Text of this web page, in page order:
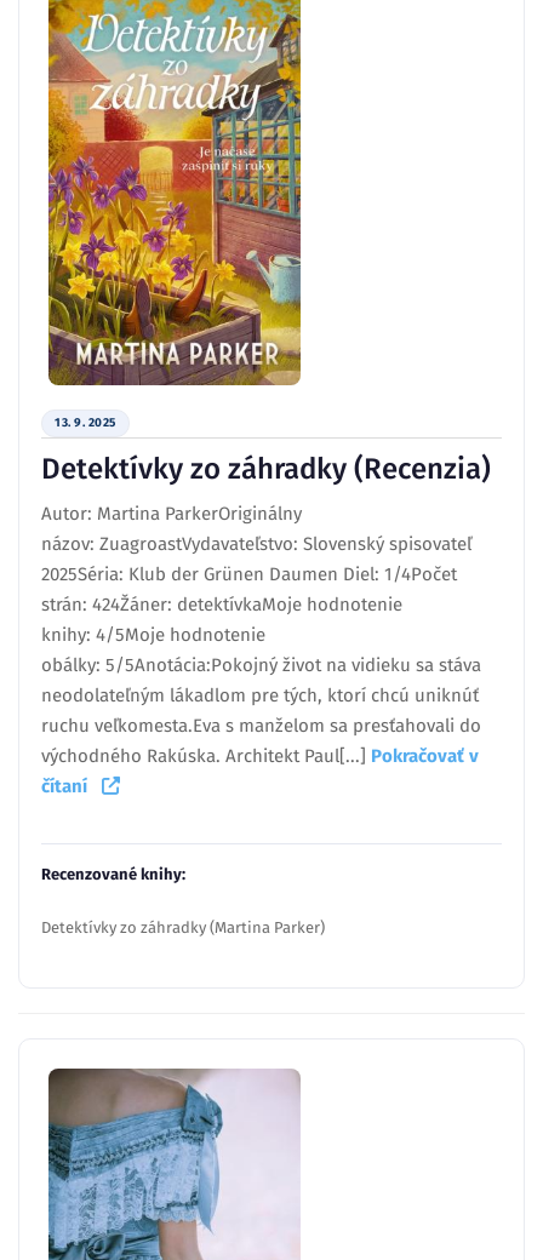
13. 9. 2025
Detektívky zo záhradky (Recenzia)
Autor: Martina ParkerOriginálny
názov: ZuagroastVydavateľstvo: Slovenský spisovateľ
2025Séria: Klub der Grünen Daumen Diel: 1/4Počet
strán: 424Žáner: detektívkaMoje hodnotenie
knihy: 4/5Moje hodnotenie
obálky: 5/5Anotácia:Pokojný život na vidieku sa stáva
neodolateľným lákadlom pre tých, ktorí chcú uniknúť
ruchu veľkomesta.Eva s manželom sa presťahovali do
východného Rakúska. Architekt Paul[...] Pokračovať v
čítaní
Recenzované knihy:
Detektívky zo záhradky (Martina Parker)